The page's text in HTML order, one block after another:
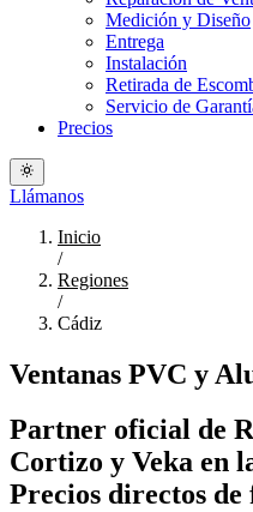
Medición y Diseño
Entrega
Instalación
Retirada de
Servicio de
Precios
Llámanos
Inicio
/
Regiones
/
Cádiz
Ventanas PVC y
Partner oficial de
Cortizo y Veka en
Precios directos de